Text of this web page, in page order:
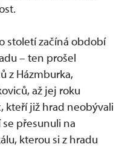
století začíná období
– ten prošel
z Házmburka,
až jej roku
kteří již hrad neobývali
přesunuli na
kterou si z hradu